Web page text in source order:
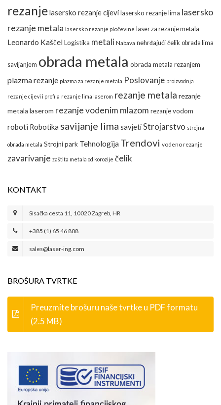
rezanjelasersko rezanje cijevilasersko rezanje lima lasersko
rezanje metala lasersko rezanje pločevine laser za rezanje metala
Leonardo Kaščel Logistika metali Nabava nehrđajući čelik obrada lima
savijanjem obrada metala obrada metala rezanjem
plazma rezanje plazma za rezanje metala Poslovanje proizvodnja
rezanje cijevi i profila rezanje lima laserom rezanje metala rezanje
metala laserom rezanje vodenim mlazom rezanje vodom
roboti Robotika savijanje lima savjetiStrojarstvo strojna
obrada metala Strojni park Tehnologija Trendovi vodeno rezanje
zavarivanje zaštita metala od korozije čelik
KONTAKT
Sisačka cesta 11, 10020 Zagreb, HR
+385 (1) 65 46 808
sales@laser-ing.com
BROŠURA TVRTKE
Preuzmite brošuru naše tvrtke u PDF formatu
(2.5 MB)